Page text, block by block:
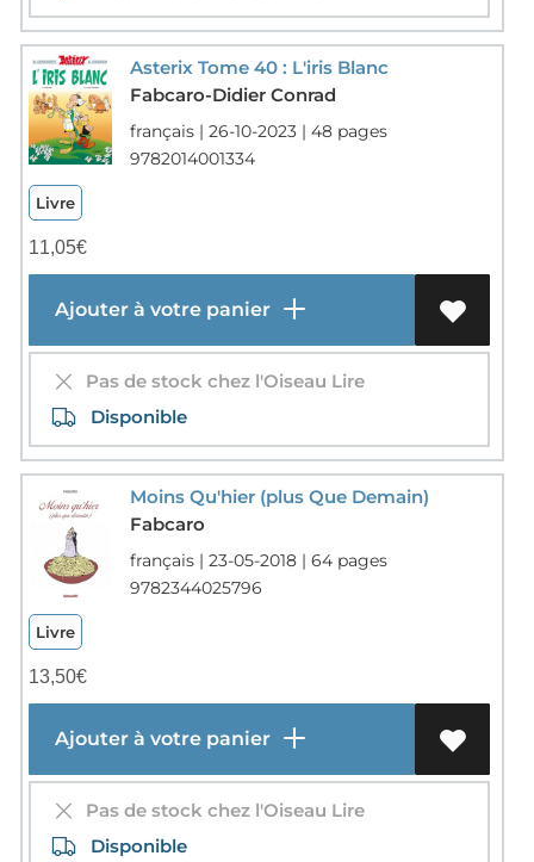
Asterix Tome 40 : L'iris Blanc
Fabcaro-Didier Conrad
français | 26-10-2023 | 48 pages
9782014001334
Livre
11,05€
Ajouter à votre panier
Pas de stock chez l'Oiseau Lire
Disponible
Moins Qu'hier (plus Que Demain)
Fabcaro
français | 23-05-2018 | 64 pages
9782344025796
Livre
13,50€
Ajouter à votre panier
Pas de stock chez l'Oiseau Lire
Disponible